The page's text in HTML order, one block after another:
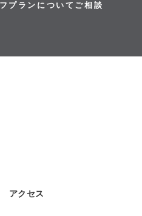
プランについてご相談
アクセス